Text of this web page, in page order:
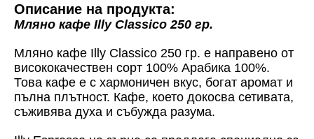
Описание на продукта:
Мляно кафе Illy Classico 250 гр.
Мляно кафе Illy Classico 250 гр. е направено от
висококачествен сорт 100% Арабика 100%.
Това кафе е с хармоничен вкус, богат аромат и
пълна плътност. Кафе, което докосва сетивата,
съживява духа и събужда разума.